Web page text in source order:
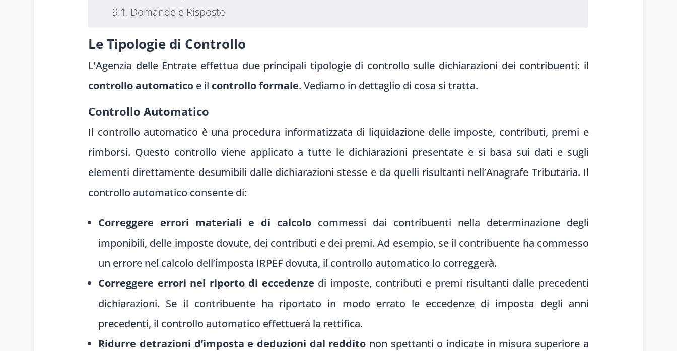
Domande e Risposte
Le Tipologie di Controllo
L’Agenzia delle Entrate effettua due principali tipologie di controllo sulle dichiarazioni dei contribuenti: il
controllo automatico e il controllo formale. Vediamo in dettaglio di cosa si tratta.
Controllo Automatico
Il controllo automatico è una procedura informatizzata di liquidazione delle imposte, contributi, premi e
rimborsi. Questo controllo viene applicato a tutte le dichiarazioni presentate e si basa sui dati e sugli
elementi direttamente desumibili dalle dichiarazioni stesse e da quelli risultanti nell’Anagrafe Tributaria. Il
controllo automatico consente di:
Correggere errori materiali e di calcolo commessi dai contribuenti nella determinazione degli
imponibili, delle imposte dovute, dei contributi e dei premi. Ad esempio, se il contribuente ha commesso
un errore nel calcolo dell’imposta IRPEF dovuta, il controllo automatico lo correggerà.
Correggere errori nel riporto di eccedenze di imposte, contributi e premi risultanti dalle precedenti
dichiarazioni. Se il contribuente ha riportato in modo errato le eccedenze di imposta degli anni
precedenti, il controllo automatico effettuerà la rettifica.
Ridurre detrazioni d’imposta e deduzioni dal reddito non spettanti o indicate in misura superiore a